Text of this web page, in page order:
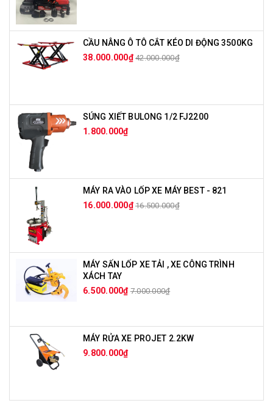
CẦU NÂNG Ô TÔ CẮT KÉO DI ĐỘNG 3500KG
38.000.000₫ 42.000.000₫
SÚNG XIẾT BULONG 1/2 FJ2200
1.800.000₫
MÁY RA VÀO LỐP XE MÁY BEST - 821
16.000.000₫ 16.500.000₫
MÁY SẤN LỐP XE TẢI , XE CÔNG TRÌNH
XÁCH TAY
6.500.000₫ 7.000.000₫
MÁY RỬA XE PROJET 2.2KW
9.800.000₫